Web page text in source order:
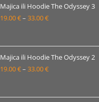
19.00 €
do
Majica ili Hoodie The Odyssey 3
19.00€– 33.00€Raspon
od
19.00 €
do
Majica ili Hoodie The Odyssey 2
19.00€– 33.00€Raspon
od